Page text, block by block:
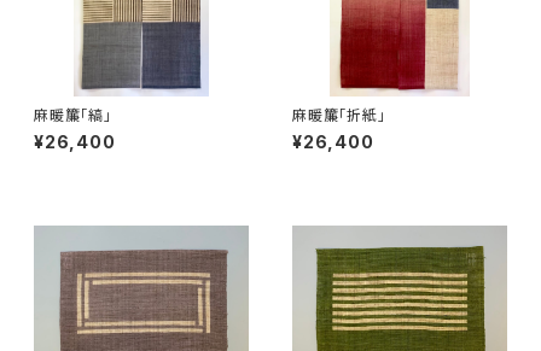
麻暖簾「縞」
¥26,400
麻暖簾「折紙」
¥26,400